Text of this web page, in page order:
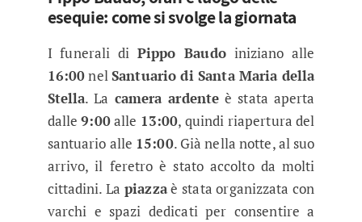
esequie: come si svolge la giornata
I funerali di Pippo Baudoiniziano alle
16:00nelSantuario di Santa Maria della
Stella. La camera ardente è stata aperta
dalle9:00alle 13:00, quindi riapertura del
santuario alle 15:00. Già nella notte, al suo
arrivo, il feretro è stato accolto da molti
cittadini. Lapiazzaè stata organizzata con
varchi e spazi dedicati per consentire a